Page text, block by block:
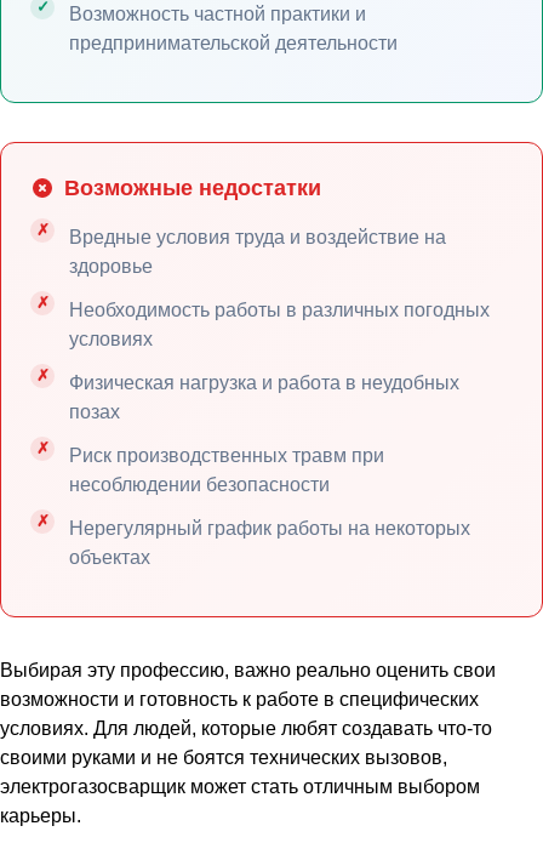
Возможность частной практики и
предпринимательской деятельности
Возможные недостатки
Вредные условия труда и воздействие на
здоровье
Необходимость работы в различных погодных
условиях
Физическая нагрузка и работа в неудобных
позах
Риск производственных травм при
несоблюдении безопасности
Нерегулярный график работы на некоторых
объектах
Выбирая эту профессию, важно реально оценить свои
возможности и готовность к работе в специфических
условиях. Для людей, которые любят создавать что-то
своими руками и не боятся технических вызовов,
электрогазосварщик может стать отличным выбором
карьеры.